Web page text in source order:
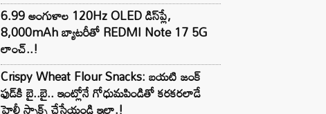
6.99 అంగుళాల 120Hz OLED డిస్‌ప్లే,
8,000mAh బ్యాటరీతో REDMI Note 17 5G
లాంచ్..!
Crispy Wheat Flour Snacks: బయటి జంక్
ఫుడ్‌కి బై..బై.. ఇంట్లోనే గోధుమపిండితో కరకరలాడే